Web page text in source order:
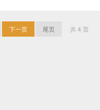
下一页 尾页 共 4 页